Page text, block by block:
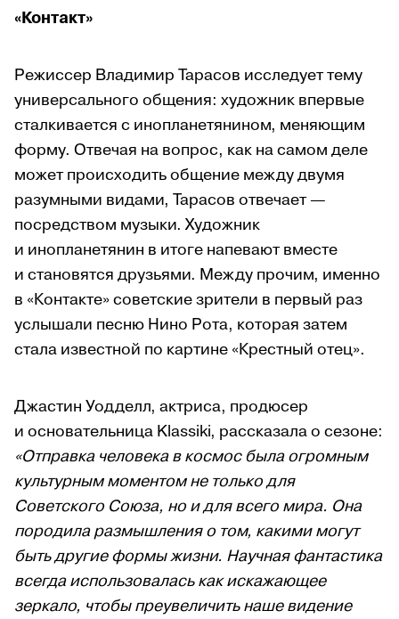
«Контакт»
Режиссер Владимир Тарасов исследует тему
универсального общения: художник впервые
сталкивается с инопланетянином, меняющим
форму. Отвечая на вопрос, как на самом деле
может происходить общение между двумя
разумными видами, Тарасов отвечает —
посредством музыки. Художник
и инопланетянин в итоге напевают вместе
и становятся друзьями. Между прочим, именно
в «Контакте» советские зрители в первый раз
услышали песню Нино Рота, которая затем
стала известной по картине «Крестный отец».
Джастин Уодделл, актриса, продюсер
и основательница Klassiki, рассказала о сезоне:
«Отправка человека в космос была огромным
культурным моментом не только для
Советского Союза, но и для всего мира. Она
породила размышления о том, какими могут
быть другие формы жизни. Научная фантастика
всегда использовалась как искажающее
зеркало, чтобы преувеличить наше видение